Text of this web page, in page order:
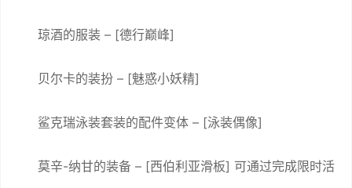
琼酒的服装 – [德行巅峰]
贝尔卡的装扮 – [魅惑小妖精]
鲨克瑞泳装套装的配件变体 – [泳装偶像]
莫辛-纳甘的装备 – [西伯利亚滑板] 可通过完成限时活